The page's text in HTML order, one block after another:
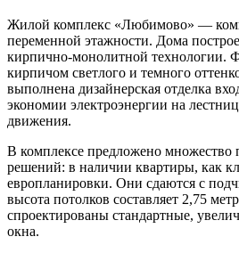
Жилой комплекс «Любимово» —
переменной этажности. Дома
кирпично-монолитной технологии.
кирпичом светлого и темного
выполнена дизайнерская отделка
экономии электроэнергии на
движения.
В комплексе предложено множество
решений: в наличии квартиры, как
европланировки. Они сдаются с
высота потолков составляет 2,75
спроектированы стандартные,
окна.